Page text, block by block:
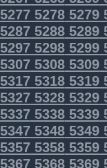
52785279
52885289
52985299
53085309
53185319
53285329
53385339
53485349
53585359
53685369